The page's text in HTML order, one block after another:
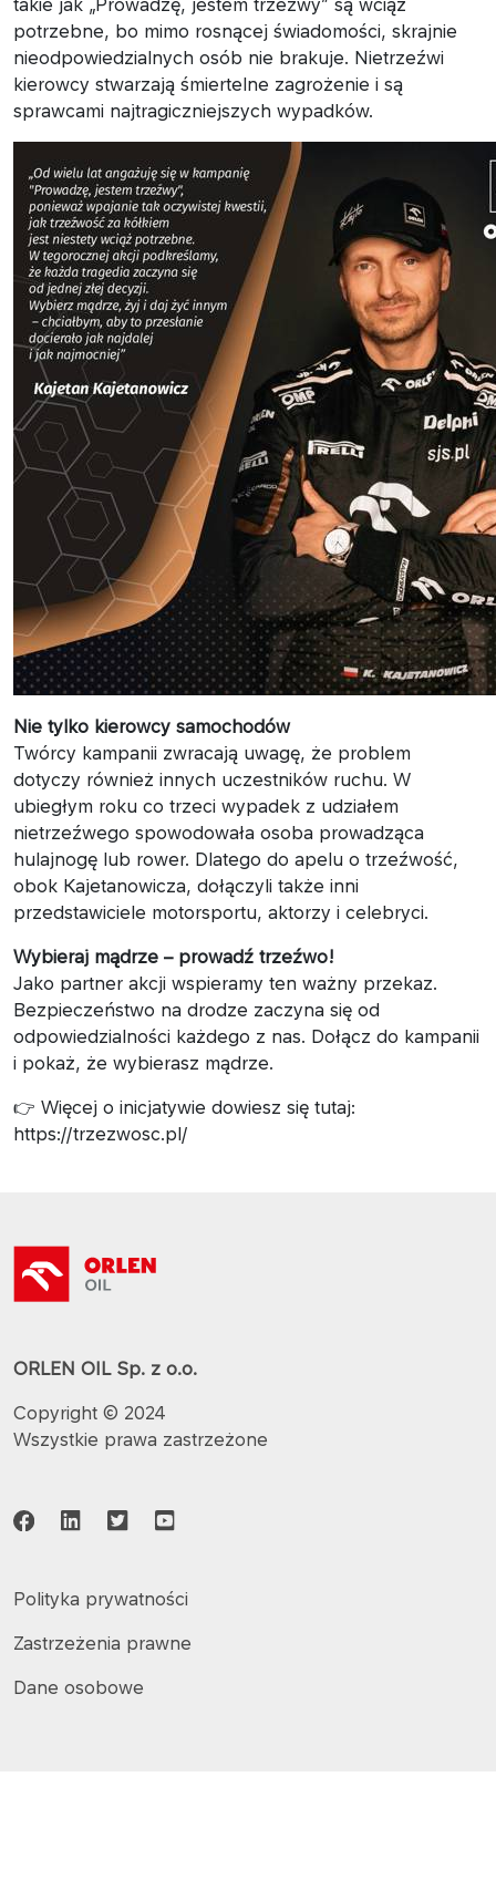
potrzebne, bo mimo rosnącej świadomości, skrajnie
nieodpowiedzialnych osób nie brakuje. Nietrzeźwi
kierowcy stwarzają śmiertelne zagrożenie i są
sprawcami najtragiczniejszych wypadków.
Nie tylko kierowcy samochodów
Twórcy kampanii zwracają uwagę, że problem
dotyczy również innych uczestników ruchu. W
ubiegłym roku co trzeci wypadek z udziałem
nietrzeźwego spowodowała osoba prowadząca
hulajnogę lub rower. Dlatego do apelu o trzeźwość,
obok Kajetanowicza, dołączyli także inni
przedstawiciele motorsportu, aktorzy i celebryci.
Wybieraj mądrze – prowadź trzeźwo!
Jako partner akcji wspieramy ten ważny przekaz.
Bezpieczeństwo na drodze zaczyna się od
odpowiedzialności każdego z nas. Dołącz do kampanii
i pokaż, że wybierasz mądrze.
👉 Więcej o inicjatywie dowiesz się tutaj:
https://trzezwosc.pl/
ORLEN OIL Sp. z o.o.
Copyright © 2024
Wszystkie prawa zastrzeżone
Polityka prywatności
Zastrzeżenia prawne
Dane osobowe